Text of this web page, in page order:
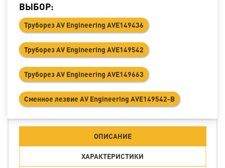
ВЫБОР:
Труборез AV Engineering AVE149436
Труборез AV Engineering AVE149542
Труборез AV Engineering AVE149663
Сменное лезвие AV Engineering AVE149542-B
ОПИСАНИЕ
ХАРАКТЕРИСТИКИ